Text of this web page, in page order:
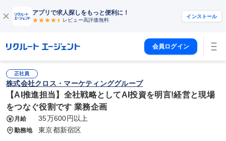
アプリで求人探しをもっと便利に！
レビュー高評価無料
インストール
会員ログイン
正社員
株式会社クロス・マーケティンググループ
【AI推進担当】全社戦略としてAI投資を明言!経営と現場
をつなぐ役割です 業務企画
月給 35万600円以上
勤務地 東京都新宿区